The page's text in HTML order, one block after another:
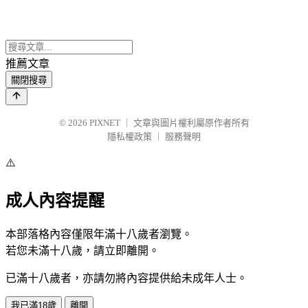
推薦文章
關閉搜尋
© 2026 PIXNET
文章與圖片權利屬原作者所有
隱私權政策
服務聲明
⚠️
成人內容提醒
本部落格內容僅限年滿十八歲者瀏覽。
若您未滿十八歲，請立即離開。
已滿十八歲者，亦請勿將內容提供給未成年人士。
我已滿18歲 離開